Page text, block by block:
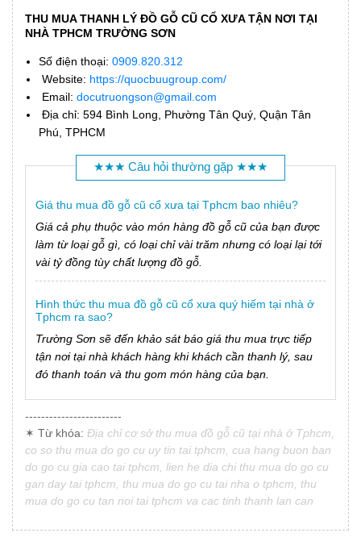
THU MUA THANH LÝ ĐỒ GỖ CŨ CỔ XƯA TẬN NƠI TẠI
NHÀ TPHCM TRƯỜNG SƠN
Số điện thoại: 0909.820.312
Website: https://quocbuugroup.com/
Email: docutruongson@gmail.com
Địa chỉ: 594 Bình Long, Phường Tân Quý, Quận Tân
Phú, TPHCM
★★★ Câu hỏi thường gặp ★★★
Giá thu mua đồ gỗ cũ cổ xưa tại Tphcm bao nhiêu?
Giá cả phụ thuộc vào món hàng đồ gỗ cũ của bạn được
làm từ loại gỗ gì, có loại chỉ vài trăm nhưng có loại lại tới
vài tỷ đồng tùy chất lượng đồ gỗ.
Hình thức thu mua đồ gỗ cũ cổ xưa quý hiếm tại nhà ở
Tphcm ra sao?
Trường Sơn sẽ đến khảo sát báo giá thu mua trực tiếp
tận nơi tại nhà khách hàng khi khách cần thanh lý, sau
đó thanh toán và thu gom món hàng của bạn.
------------------------
✶ Từ khóa: Địa chỉ cơ sở thu mua đồ gỗ cũ tại nhà ở Tphcm,
co so thu mua do go cu uy tin tai tphcm, cua hang buon ban
do go cu gia cao tai tphcm, lien he dia chi thu mua do go cu
gan day tai tphcm, thu mua do go cu tai nha o tphcm, thu
mua do go cu tan noi tai tphcm va cac tinh thanh lan can